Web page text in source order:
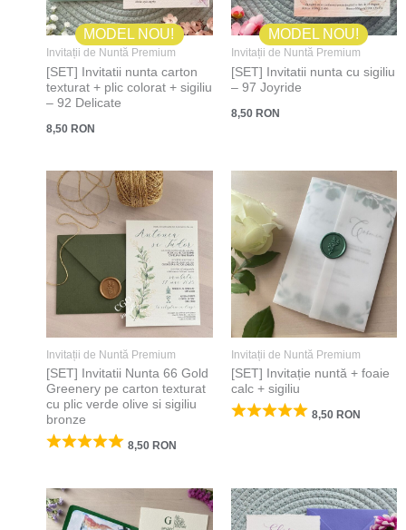
MODEL NOU!
Invitații de Nuntă Premium
[SET] Invitatii nunta carton
texturat + plic colorat + sigiliu
– 92 Delicate
8,50 RON
MODEL NOU!
Invitații de Nuntă Premium
[SET] Invitatii nunta cu sigiliu
– 97 Joyride
8,50 RON
Invitații de Nuntă Premium
[SET] Invitatii Nunta 66 Gold
Greenery pe carton texturat
cu plic verde olive si sigiliu
bronze
8,50 RON
Invitații de Nuntă Premium
[SET] Invitație nuntă + foaie
calc + sigiliu
8,50 RON